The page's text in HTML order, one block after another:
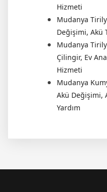
Hizmeti
Mudanya
Değişimi, Akü
Mudanya
Çilingir, Ev
Hizmeti
Mudanya
Akü Değişimi,
Yardım